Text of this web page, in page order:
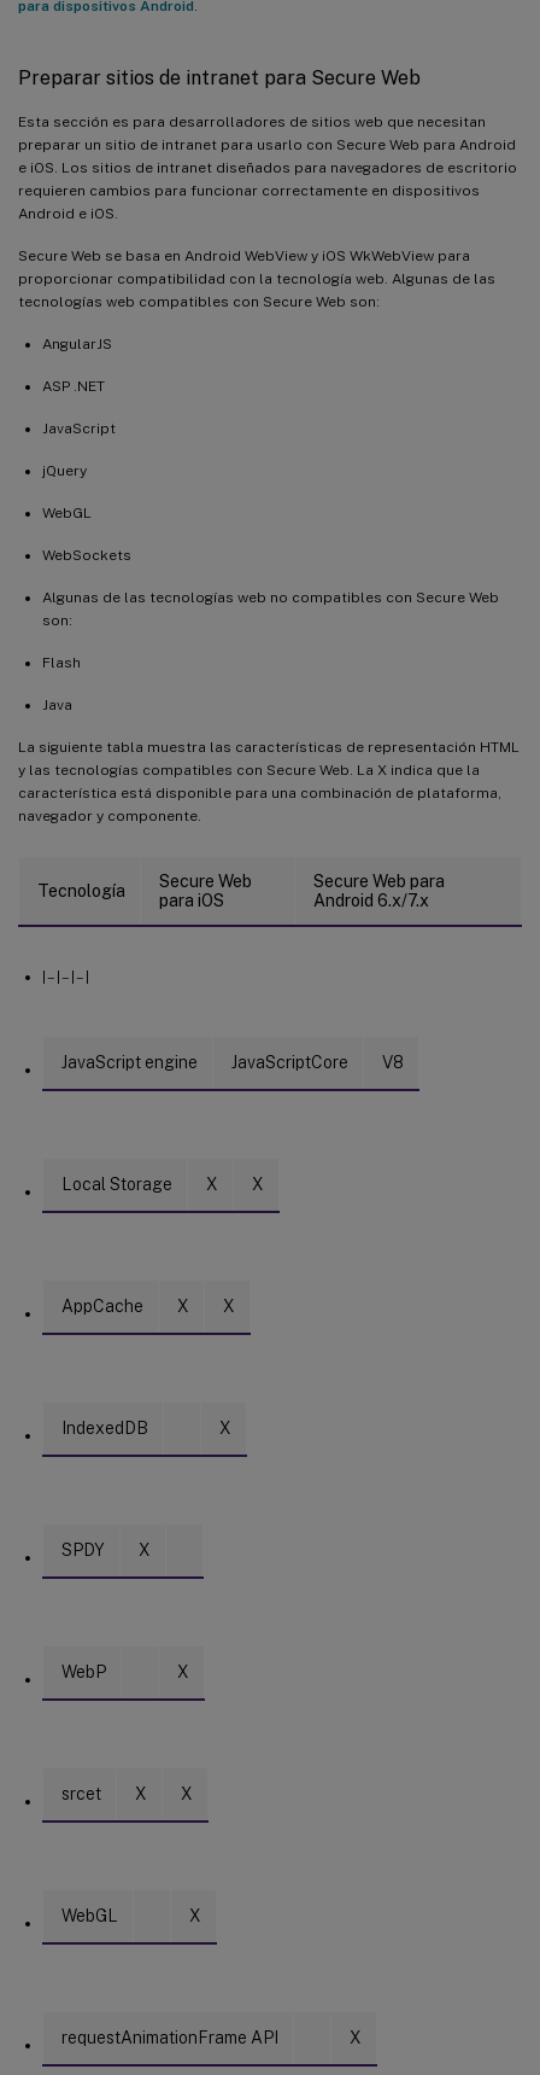
para dispositivos Android
Preparar sitios de intranet para Secure Web
Esta sección es para desarrolladores de sitios web que necesitan
preparar un sitio de intranet para usarlo con Secure Web para Android
e iOS. Los sitios de intranet diseñados para navegadores de escritorio
requieren cambios para funcionar correctamente en dispositivos
Android e iOS.
Secure Web se basa en Android WebView y iOS WkWebView para
proporcionar compatibilidad con la tecnología web. Algunas de las
tecnologías web compatibles con Secure Web son:
AngularJS
ASP .NET
JavaScript
jQuery
WebGL
WebSockets
Algunas de las tecnologías web no compatibles con Secure Web
son:
Flash
Java
La siguiente tabla muestra las características de representación HTML
y las tecnologías compatibles con Secure Web. La X indica que la
característica está disponible para una combinación de plataforma,
navegador y componente.
Tecnología
Secure Web
para iOS
Secure Web para
Android 6.x/7.x
| – | – | – |
JavaScript engine JavaScriptCore V8
Local Storage X X
AppCache X X
IndexedDB X
SPDY X
WebP X
srcet X X
WebGL X
requestAnimationFrame API X